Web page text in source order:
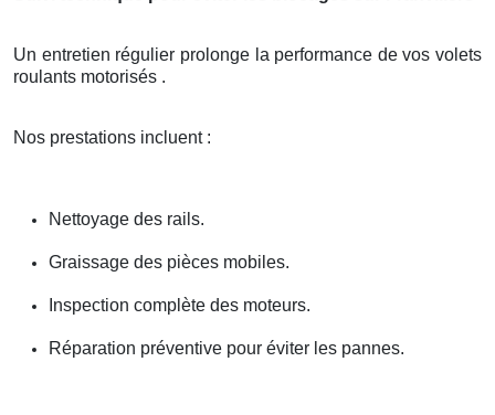
Un entretien régulier prolonge la performance de vos volets
roulants motorisés .
Nos prestations incluent :
Nettoyage des rails.
Graissage des pièces mobiles.
Inspection complète des moteurs.
Réparation préventive pour éviter les pannes.